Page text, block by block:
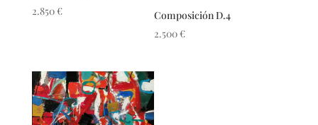
2.850 €
Composición D.4
2.500 €